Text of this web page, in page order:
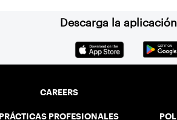
Descarga la aplicación
CAREERS
PRÁCTICAS PROFESIONALES